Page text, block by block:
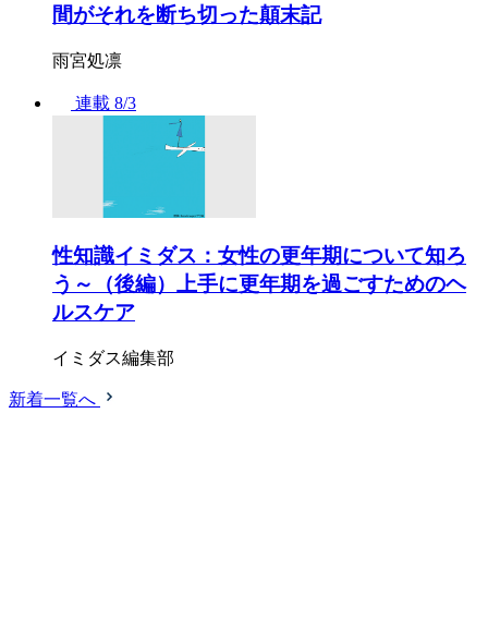
間がそれを断ち切った顛末記
雨宮処凛
連載 8/3
性知識イミダス：女性の更年期について知ろ
う～（後編）上手に更年期を過ごすためのヘ
ルスケア
イミダス編集部
新着一覧へ